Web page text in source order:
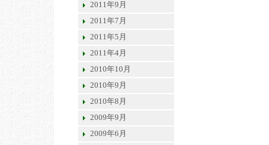
2011年9月
2011年7月
2011年5月
2011年4月
2010年10月
2010年9月
2010年8月
2009年9月
2009年6月